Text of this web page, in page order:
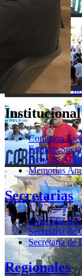
Institucional
Comision
Estatuto
Ficha de
Memorias
Secretarias
Secretaria
Secretaria de
Secretaria de
Regionales